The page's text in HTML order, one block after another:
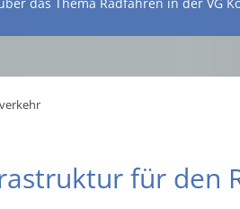
für den